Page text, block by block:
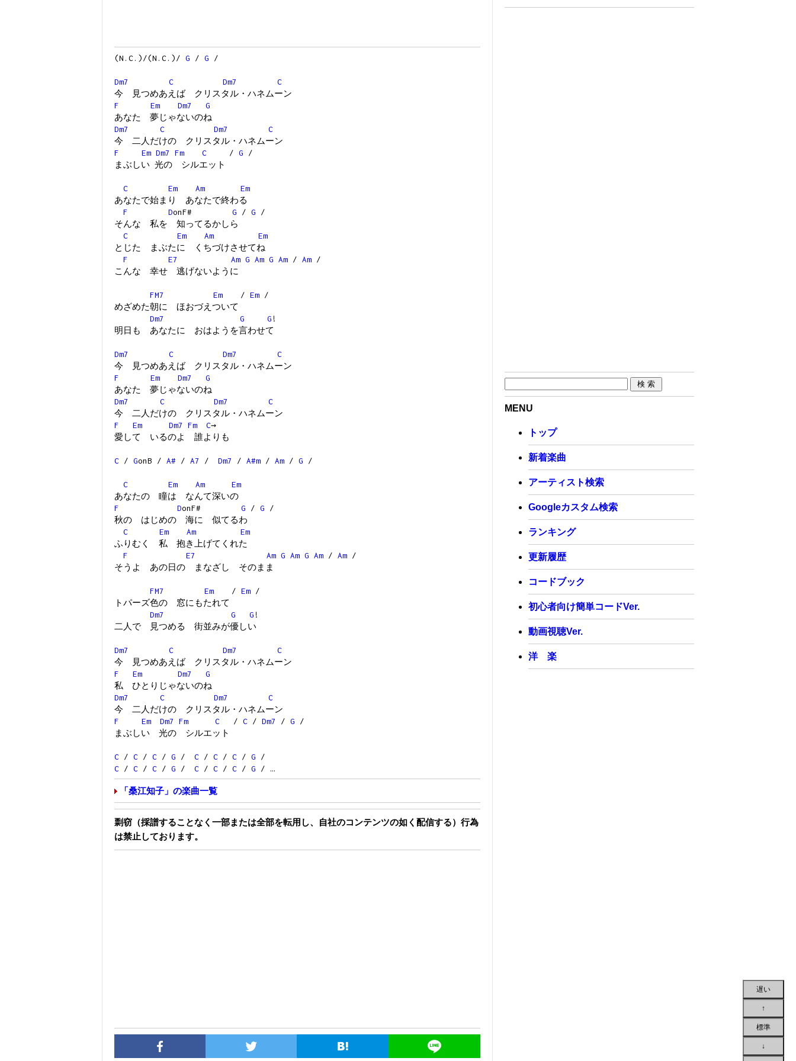
(N.C.)/(N.C.)/ G / G /
Dm7 C Dm7
C
今 見つめあえば クリスタル・ハネムーン
F
Em Dm7
G
あなた 夢じゃないのね
Dm7
C Dm7
C
今 二人だけの クリスタル・ハネムーン
F
Em Dm7 Fm C / G /
まぶしい 光の シルエット
C Em Am
Em
あなたで始まり あなたで終わる
F
DonF# G / G /
そんな 私を 知ってるかしら
C
Em Am
Em
とじた まぶたに くちづけさせてね
F
E7 Am G Am G Am / Am /
こんな 幸せ 逃げないように
FM7 Em / Em /
めざめた朝に ほおづえついて
Dm7
G G !
明日も あなたに おはようを言わせて
Dm7 C Dm7
C
今 見つめあえば クリスタル・ハネムーン
F
Em Dm7
G
あなた 夢じゃないのね
Dm7
C Dm7
C
今 二人だけの クリスタル・ハネムーン
F
Em Dm7 Fm C→
愛して いるのよ 誰よりも
C / GonB / A# / A7 / Dm7 / A#m / Am / G /
C Em Am
Em
あなたの 瞳は なんて深いの
F
DonF# G / G /
秋の はじめの 海に 似てるわ
C
Em Am
Em
ふりむく 私 抱き上げてくれた
F
E7 Am G Am G Am / Am /
そうよ あの日の まなざし そのまま
FM7 Em / Em /
トパーズ色の 窓にもたれて
Dm7
G G !
二人で 見つめる 街並みが優しい
Dm7 C Dm7
C
今 見つめあえば クリスタル・ハネムーン
F
Em Dm7
G
私 ひとりじゃないのね
Dm7
C Dm7
C
今 二人だけの クリスタル・ハネムーン
F
Em Dm7 Fm C / C / Dm7 / G /
まぶしい 光の シルエット
C / C / C / G / C / C / C / G /
C / C / C / G / C / C / C / G / …
「桑江知子」の楽曲一覧
剽窃（採譜することなく一部または全部を転用し、自社のコンテンツの如く配信する）行為
は禁止しております。
MENU
トップ
新着楽曲
アーティスト検索
Googleカスタム検索
ランキング
更新履歴
コードブック
初心者向け簡単コードVer.
動画視聴Ver.
洋 楽